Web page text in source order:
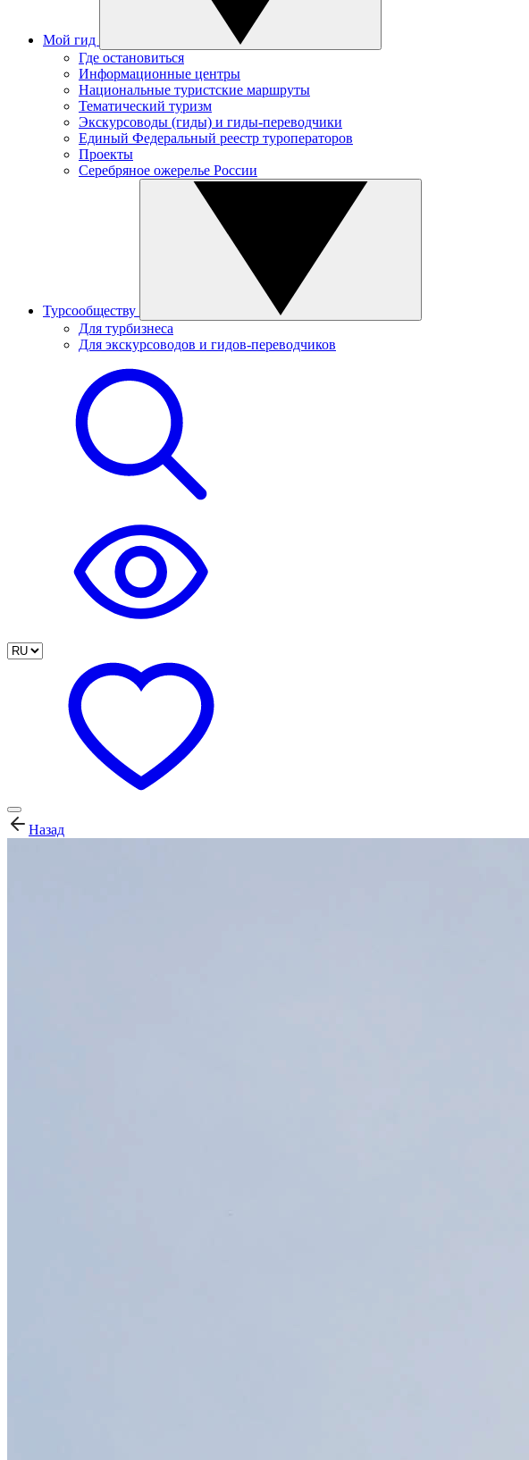
Мой гид
Где остановиться
Информационные центры
Национальные туристские маршруты
Тематический туризм
Экскурсоводы (гиды) и гиды-переводчики
Единый Федеральный реестр туроператоров
Проекты
Серебряное ожерелье России
Турсообществу
Для турбизнеса
Для экскурсоводов и гидов-переводчиков
Назад